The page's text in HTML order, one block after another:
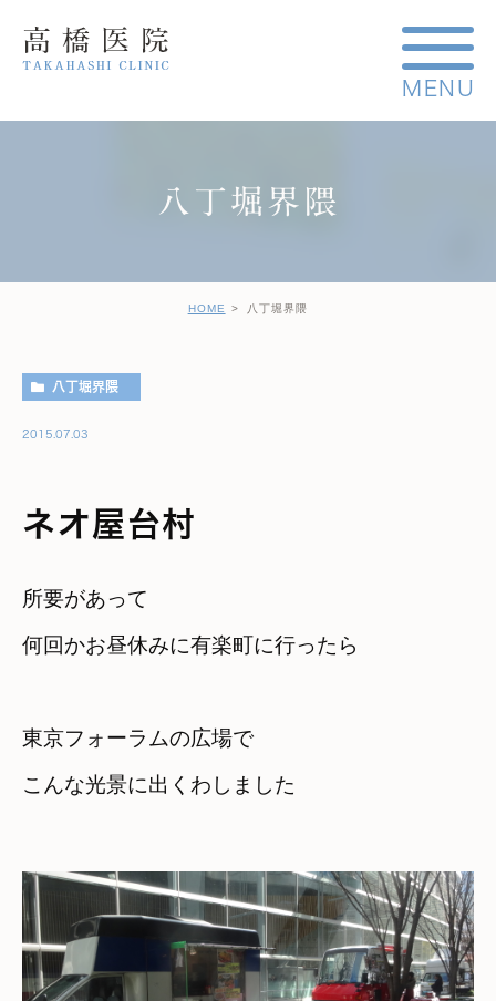
八丁堀界隈
HOME 八丁堀界隈
八丁堀界隈
2015.07.03
ネオ屋台村
所要があって
東京フォーラムの広場で
こんな光景に出くわしました